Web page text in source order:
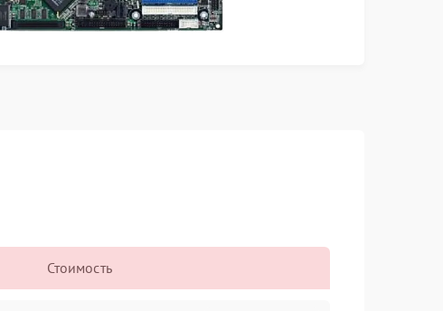
Стоимость